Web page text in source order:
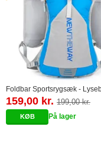
Foldbar Sportsrygsæk -
159,00 kr. 199,00 kr.
På lager